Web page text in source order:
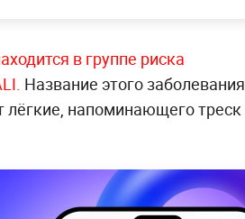
в группе риска
Название этого заболевания
лёгкие, напоминающего треск